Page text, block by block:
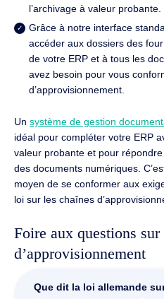
l’archivage à valeur probante.
Grâce à notre interface
accéder aux dossiers des
de votre ERP et à tous les
avez besoin pour vous
d’approvisionnement.
Un système de gestion
idéal pour compléter votre ERP
valeur probante et pour
des documents numériques.
moyen de se conformer aux
loi sur les chaînes
Foire aux questions
d’approvisionnement
Que dit la loi allemande